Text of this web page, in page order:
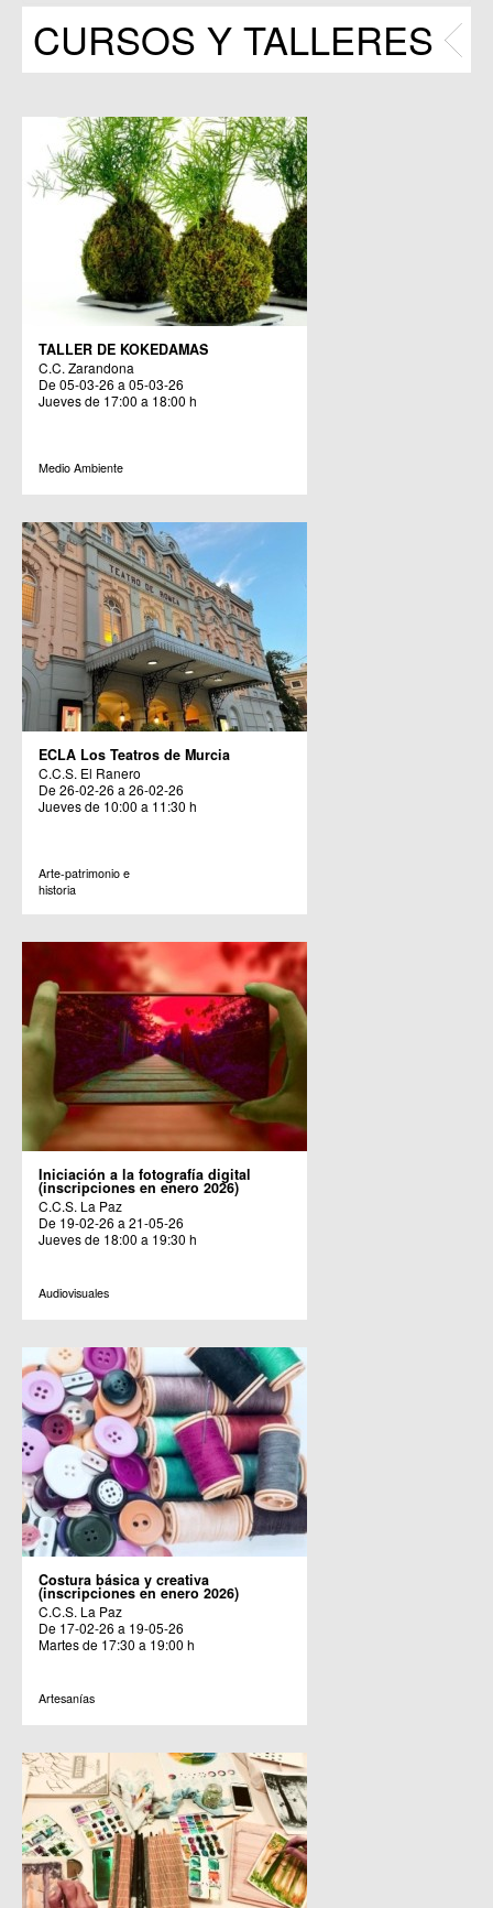
Programas
CURSOS Y TALLERES
TALLER DE KOKEDAMAS
C.C. Zarandona
De 05-03-26 a 05-03-26
Jueves de 17:00 a 18:00 h
Medio Ambiente
ECLA Los Teatros de Murcia
C.C.S. El Ranero
De 26-02-26 a 26-02-26
Jueves de 10:00 a 11:30 h
Arte-patrimonio e
historia
Iniciación a la fotografía digital
(inscripciones en enero 2026)
C.C.S. La Paz
De 19-02-26 a 21-05-26
Jueves de 18:00 a 19:30 h
Audiovisuales
Costura básica y creativa
(inscripciones en enero 2026)
C.C.S. La Paz
De 17-02-26 a 19-05-26
Martes de 17:30 a 19:00 h
Artesanías